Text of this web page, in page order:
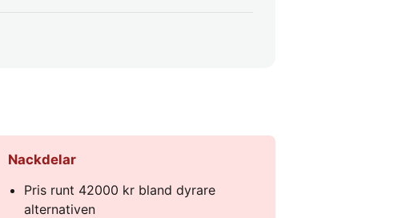
Nackdelar
Pris runt 42000 kr bland dyrare
alternativen